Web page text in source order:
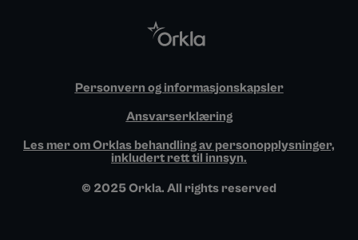
k
a
m
Personvern og informasjonskapsler
Ansvarserklæring
Les mer om Orklas behandling av personopplysninger,
inkludert rett til innsyn.
© 2025 Orkla. All rights reserved